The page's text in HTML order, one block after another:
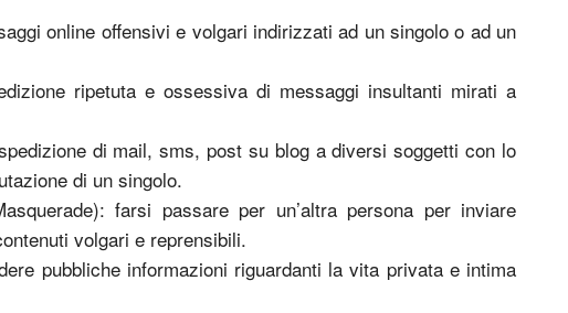
online offensivi e volgari indirizzati ad un singolo o ad un
ripetuta e ossessiva di messaggi insultanti mirati a
di mail, sms, post su blog a diversi soggetti con lo
di un singolo.
farsi passare per un’altra persona per inviare
volgari e reprensibili.
pubbliche informazioni riguardanti la vita privata e intima